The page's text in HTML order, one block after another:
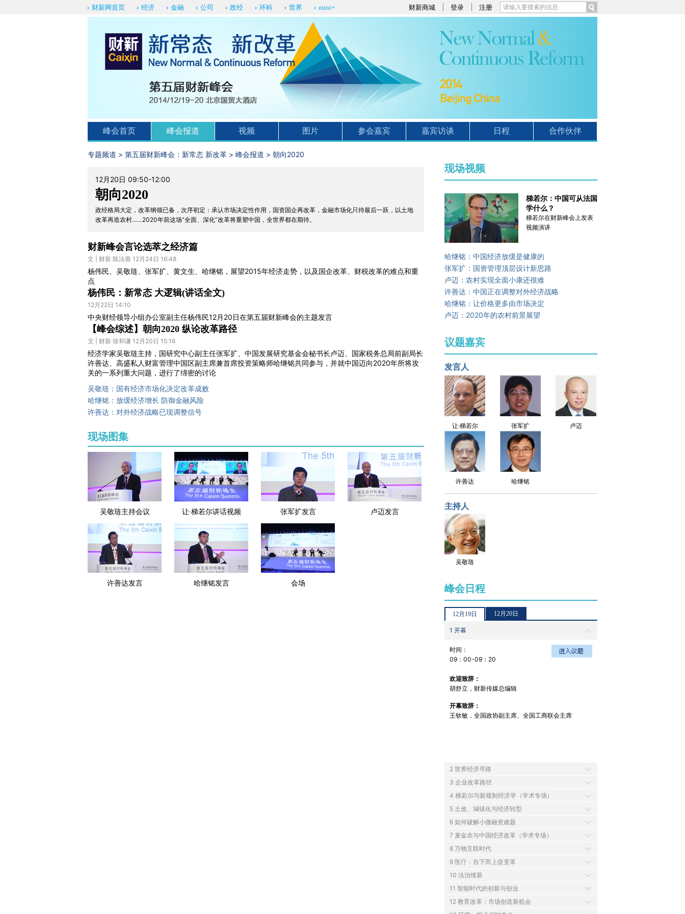
财新商城 登录 注册
财新网首页 经济 金融 公司 政经 环科 世界 mini+
峰会首页 峰会报道 视频 图片 参会嘉宾 嘉宾访谈 日程 合作伙伴
专题频道 > 第五届财新峰会：新常态 新改革 > 峰会报道 > 朝向2020
12月20日 09:50-12:00
朝向2020
政经格局大定，改革纲领已备，次序初定：承认市场决定性作用，国资国企再改革，金融市场化只待最后一跃，以土地
改革再造农村……2020年前这场“全面、深化”改革将重塑中国，全世界都在期待。
财新峰会言论选萃之经济篇
文 | 财新 陈法善 12月24日 16:48
杨伟民、吴敬琏、张军扩、黄文生、哈继铭，展望2015年经济走势，以及国企改革、财税改革的难点和重
点
杨伟民：新常态 大逻辑(讲话全文)
12月22日 14:10
中央财经领导小组办公室副主任杨伟民12月20日在第五届财新峰会的主题发言
【峰会综述】朝向2020 纵论改革路径
文 | 财新 徐和谦 12月20日 15:16
经济学家吴敬琏主持，国研究中心副主任张军扩、中国发展研究基金会秘书长卢迈、国家税务总局前副局长
许善达、高盛私人财富管理中国区副主席兼首席投资策略师哈继铭共同参与，并就中国迈向2020年所将攻
关的一系列重大问题，进行了绵密的讨论
吴敬琏：国有经济市场化决定改革成败
哈继铭：放缓经济增长 防御金融风险
许善达：对外经济战略已现调整信号
现场图集
吴敬琏主持会议 让·梯若尔讲话视频 张军扩发言 卢迈发言
许善达发言 哈继铭发言 会场
现场视频
梯若尔：中国可从法国
学什么？
梯若尔在财新峰会上发表
视频演讲
哈继铭：中国经济放缓是健康的
张军扩：国资管理顶层设计新思路
卢迈：农村实现全面小康还很难
许善达：中国正在调整对外经济战略
哈继铭：让价格更多由市场决定
卢迈：2020年的农村前景展望
议题嘉宾
发言人
让·梯若尔 张军扩 卢迈
许善达 哈继铭
主持人
吴敬琏
峰会日程
12月19日 12月20日
1 开幕
时间：
09：00-09：20
欢迎致辞：
胡舒立，财新传媒总编辑
开幕致辞：
王钦敏，全国政协副主席、全国工商联会主席
2 世界经济寻路
3 企业改革路径
4 梯若尔与新规制经济学（学术专场）
5 土改、城镇化与经济转型
6 如何破解小微融资难题
7 麦金农与中国经济改革（学术专场）
8 万物互联时代
9 医疗：自下而上促变革
10 法治维新
11 智能时代的创新与创业
12 教育改革：市场创造新机会